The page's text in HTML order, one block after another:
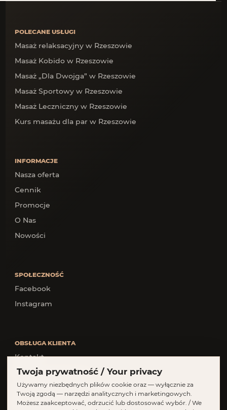
Twoja prywatność / Your privacy
Używamy niezbędnych plików cookie oraz — wyłącznie za
Twoją zgodą — narzędzi analitycznych i marketingowych.
Możesz zaakceptować, odrzucić lub dostosować wybór. / We
POLECANE USŁUGI
Masaż relaksacyjny w Rzeszowie
Masaż Kobido w Rzeszowie
Masaż „Dla Dwojga” w Rzeszowie
Masaż Sportowy w Rzeszowie
Masaż Leczniczny w Rzeszowie
Kurs masażu dla par w Rzeszowie
INFORMACJE
Nasza oferta
Cennik
Promocje
O Nas
Nowości
SPOŁECZNOŚĆ
Facebook
Instagram
OBSŁUGA KLIENTA
Kontakt
Rezerwacja terminu
Najczęściej zadawane pytania
Polityka prywatności